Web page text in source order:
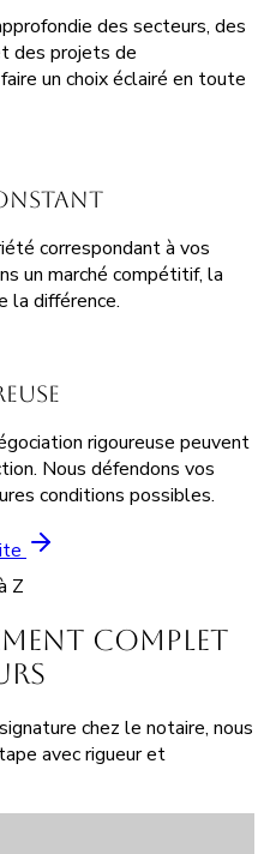
des secteurs, des
des projets de
un choix éclairé en toute
correspondant à vos
un marché compétitif, la
la différence.
rigoureuse peuvent
Nous défendons vos
conditions possibles.
Z
complet
chez le notaire, nous
avec rigueur et